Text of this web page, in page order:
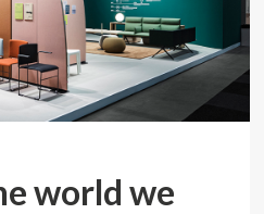
world we